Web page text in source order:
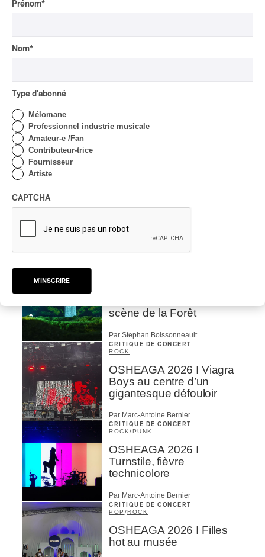
| Macbeth, une tragédie
Par Chloé Rouffignac
clôture le festival Osheaga
OSHEAGA 2026 I Clipse
Mountain
Par Stephan Boissonneault
scène de la Forêt
Par Stephan Boissonneault
CRITIQUE DE CONCERT
ROCK
OSHEAGA 2026 I Viagra
Boys au centre d’un
gigantesque défouloir
Par Marc-Antoine Bernier
CRITIQUE DE CONCERT
ROCK/PUNK
OSHEAGA 2026 I
Turnstile, fièvre
technicolore
Par Marc-Antoine Bernier
CRITIQUE DE CONCERT
POP /ROCK
OSHEAGA 2026 I Filles
hot au musée
Prénom*
Nom*
Type d'abonné
Mélomane
Professionnel industrie musicale
Amateur-e /Fan
Contributeur-trice
Fournisseur
Artiste
CAPTCHA
M'INSCRIRE